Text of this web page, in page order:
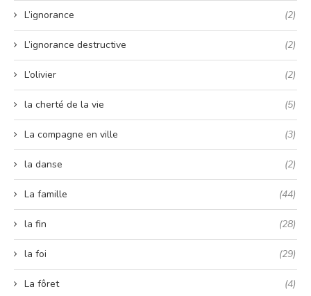
L’ignorance (2)
L’ignorance destructive (2)
L’olivier (2)
la cherté de la vie (5)
La compagne en ville (3)
la danse (2)
La famille (44)
la fin (28)
la foi (29)
La fôret (4)